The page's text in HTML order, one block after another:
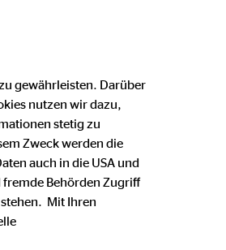
gewährleisten. Darüber
nutzen wir dazu,
stetig zu
Zweck werden die
auch in die USA und
fremde Behörden Zugriff
Mit Ihren